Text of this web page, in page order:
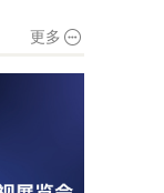
更多